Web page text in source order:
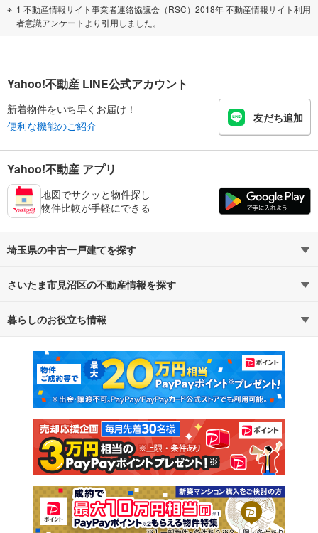
1 不動産情報サイト事業者連絡協議会（RSC）2018年 不動産情報サイト利用
者意識アンケートより引用しました。
Yahoo!不動産 LINE公式アカウント
新着物件をいち早くお届け！
便利な機能のご紹介
友だち追加
Yahoo!不動産 アプリ
地図でサクッと物件探し
物件比較が手軽にできる
埼玉県の中古一戸建てを探す
路線・駅から探す 地域から探す
通勤・通学時間から探す
さいたま市見沼区の不動産情報を探す
不動産・住宅
新築マンション 中古マンション
新築一戸建て 中古一戸建て
注文住宅 土地
売却査定
暮らしのお役立ち情報
マンションカタログ 教えて！住まいの先生